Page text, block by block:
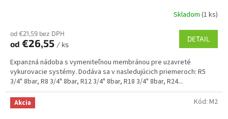
Skladom (1 ks)
od €21,59 bez DPH
od €26,55 / ks
DETAIL
Expanzná nádoba s vymeniteľnou membránou pre uzavreté
vykurovacie systémy. Dodáva sa v nasledujúcich priemeroch: R5
3/4" 8bar, R8 3/4" 8bar, R12 3/4" 8bar, R18 3/4" 8bar, R24...
Akcia Kód: M2